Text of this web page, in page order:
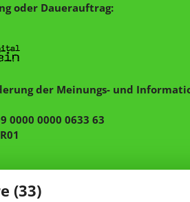
oder Dauerauftrag:
der Meinungs- und
0000 0000 0633 63
(33)